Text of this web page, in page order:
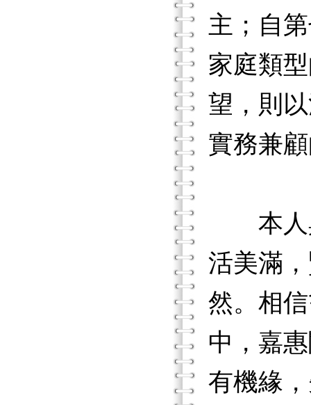
主；自
家庭類
望，則
實務兼
本人與
活美滿
然。相
中，嘉
有機緣